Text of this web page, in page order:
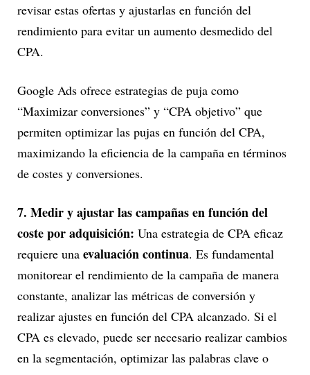
revisar estas ofertas y ajustarlas en función del
rendimiento para evitar un aumento desmedido del
CPA.
Google Ads ofrece estrategias de puja como
“Maximizar conversiones” y “CPA objetivo” que
permiten optimizar las pujas en función del CPA,
maximizando la eficiencia de la campaña en términos
de costes y conversiones.
7. Medir y ajustar las campañas en función del
coste por adquisición: Una estrategia de CPA eficaz
requiere una evaluación continua. Es fundamental
monitorear el rendimiento de la campaña de manera
constante, analizar las métricas de conversión y
realizar ajustes en función del CPA alcanzado. Si el
CPA es elevado, puede ser necesario realizar cambios
en la segmentación, optimizar las palabras clave o